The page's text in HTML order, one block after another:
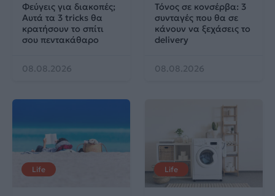
Φεύγεις για διακοπές;
Αυτά τα 3 tricks θα
κρατήσουν το σπίτι
σου πεντακάθαρο
08.08.2026
Τόνος σε κονσέρβα: 3
συνταγές που θα σε
κάνουν να ξεχάσεις το
delivery
08.08.2026
Life Life